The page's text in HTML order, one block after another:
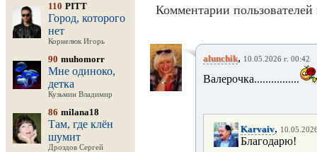
110 PITT
Город, которого
нет
Корнелюк Игорь
90 muhomorr
Мне одиноко,
детка
Кузьмин Владимир
86 milana18
Там, где клён
шумит
Дроздов Сергей
Комментарии пользователей
alunchik, 10.05.2026 г. 00:42
Валерочка................
Karvaiv,
Благодарю!